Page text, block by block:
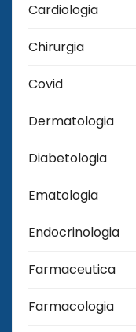
Cardiologia
Chirurgia
Covid
Dermatologia
Diabetologia
Ematologia
Endocrinologia
Farmaceutica
Farmacologia